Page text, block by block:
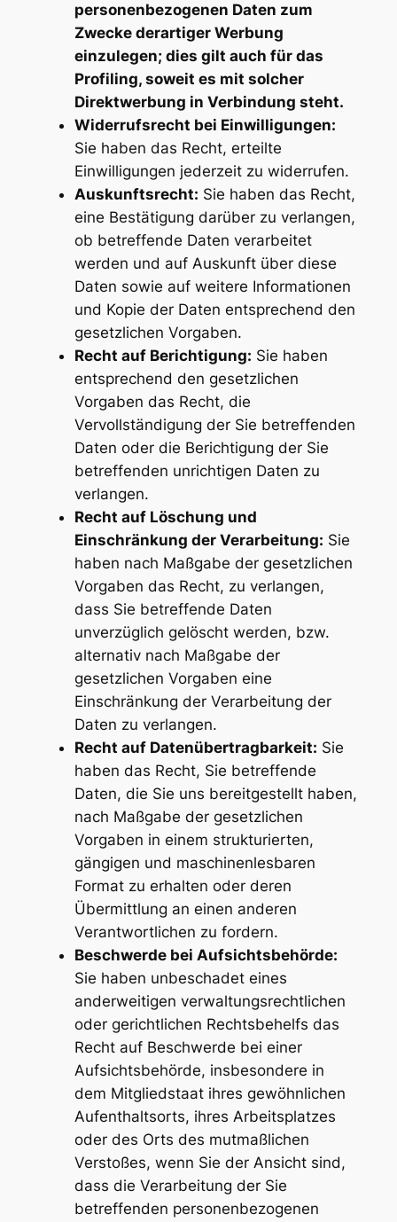
personenbezogenen Daten zum
Zwecke derartiger Werbung
einzulegen; dies gilt auch für das
Profiling, soweit es mit solcher
Direktwerbung in Verbindung steht.
Widerrufsrecht bei Einwilligungen:
Sie haben das Recht, erteilte
Einwilligungen jederzeit zu widerrufen.
Auskunftsrecht: Sie haben das Recht,
eine Bestätigung darüber zu verlangen,
ob betreffende Daten verarbeitet
werden und auf Auskunft über diese
Daten sowie auf weitere Informationen
und Kopie der Daten entsprechend den
gesetzlichen Vorgaben.
Recht auf Berichtigung: Sie haben
entsprechend den gesetzlichen
Vorgaben das Recht, die
Vervollständigung der Sie betreffenden
Daten oder die Berichtigung der Sie
betreffenden unrichtigen Daten zu
verlangen.
Recht auf Löschung und
Einschränkung der Verarbeitung: Sie
haben nach Maßgabe der gesetzlichen
Vorgaben das Recht, zu verlangen,
dass Sie betreffende Daten
unverzüglich gelöscht werden, bzw.
alternativ nach Maßgabe der
gesetzlichen Vorgaben eine
Einschränkung der Verarbeitung der
Daten zu verlangen.
Recht auf Datenübertragbarkeit: Sie
haben das Recht, Sie betreffende
Daten, die Sie uns bereitgestellt haben,
nach Maßgabe der gesetzlichen
Vorgaben in einem strukturierten,
gängigen und maschinenlesbaren
Format zu erhalten oder deren
Übermittlung an einen anderen
Verantwortlichen zu fordern.
Beschwerde bei Aufsichtsbehörde:
Sie haben unbeschadet eines
anderweitigen verwaltungsrechtlichen
oder gerichtlichen Rechtsbehelfs das
Recht auf Beschwerde bei einer
Aufsichtsbehörde, insbesondere in
dem Mitgliedstaat ihres gewöhnlichen
Aufenthaltsorts, ihres Arbeitsplatzes
oder des Orts des mutmaßlichen
Verstoßes, wenn Sie der Ansicht sind,
dass die Verarbeitung der Sie
betreffenden personenbezogenen